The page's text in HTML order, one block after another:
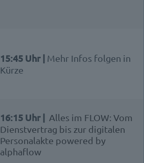
15:45 Uhr | Mehr Infos folgen in
Kürze
16:15 Uhr | Alles im FLOW: Vom
Dienstvertrag bis zur digitalen
Personalakte powered by
alphaflow